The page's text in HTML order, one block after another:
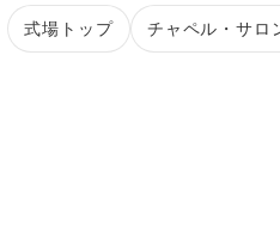
式場トップ チャペル・サロ